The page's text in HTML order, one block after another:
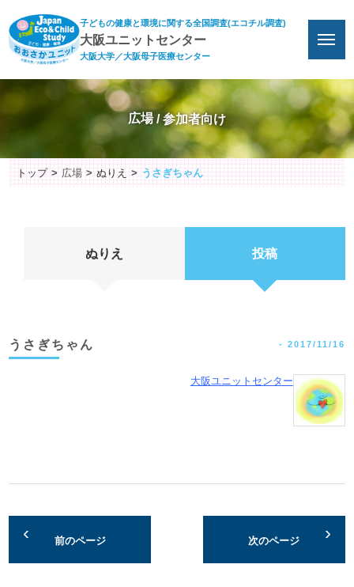
子どもの健康と環境に関する全国調査(エコチル調査)
大阪ユニットセンター
大阪大学／大阪母子医療センター
広場
トップ 広場 ぬりえ うさぎちゃん
ぬりえ 投稿
うさぎちゃん - 2017/11/16
大阪ユニットセンター
前のページ 次のページ